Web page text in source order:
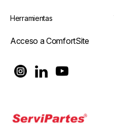
Herramientas
Acceso a ComfortSite